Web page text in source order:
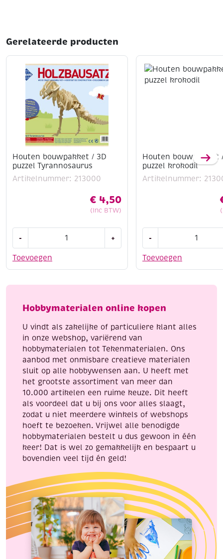
Gerelateerde producten
Houten bouwpakket / 3D
puzzel Tyrannosaurus
Artikelnummer: 213000
€ 4,50
(Inc BTW)
Toevoegen
-
/
Tyrannosaurus
+
Houten bouwpakket
puzzel krokodil
Artikelnummer:
Toevoegen
-
/
krokodil
Hobbymaterialen online kopen
U vindt als zakelijke of particuliere klant alles
in onze webshop, variërend van
hobbymaterialen tot Tekenmaterialen. Ons
aanbod met onmisbare creatieve materialen
sluit op alle hobbywensen aan. U heeft met
het grootste assortiment van meer dan
10.000 artikelen een ruime keuze. Dit heeft
als voordeel dat u bij ons voor alles slaagt,
zodat u niet meerdere winkels of webshops
hoeft te bezoeken. Vrijwel alle benodigde
hobbymaterialen bestelt u dus gewoon in één
keer! Dat is wel zo gemakkelijk en bespaart u
bovendien veel tijd én geld!